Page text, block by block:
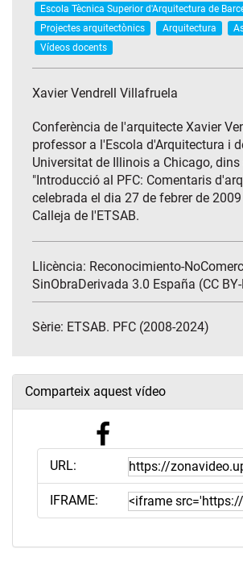
Escola Tècnica Superior d'Arquitectura de
Projectes arquitectònics
Arquitectura
Vídeos docents
Xavier Vendrell Villafruela
Conferència de l'arquitecte Xavier
professor a l'Escola d'Arquitectura i
Universitat de Illinois a Chicago, dins
"Introducció al PFC: Comentaris
celebrada el dia 27 de febrer de
Calleja de l'ETSAB.
Llicència: Reconocimiento-
SinObraDerivada 3.0 España (CC
Sèrie: ETSAB. PFC (2008-2024)
Comparteix aquest vídeo
URL:
IFRAME: